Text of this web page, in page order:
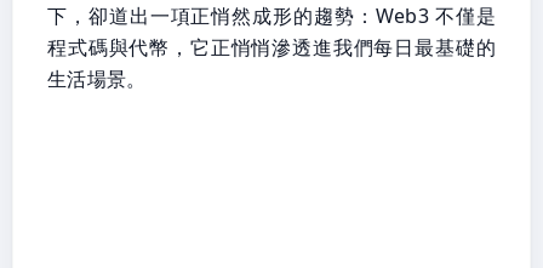
下，卻道出一項正悄然成形的趨勢：Web3 不僅是
程式碼與代幣，它正悄悄滲透進我們每日最基礎的
生活場景。